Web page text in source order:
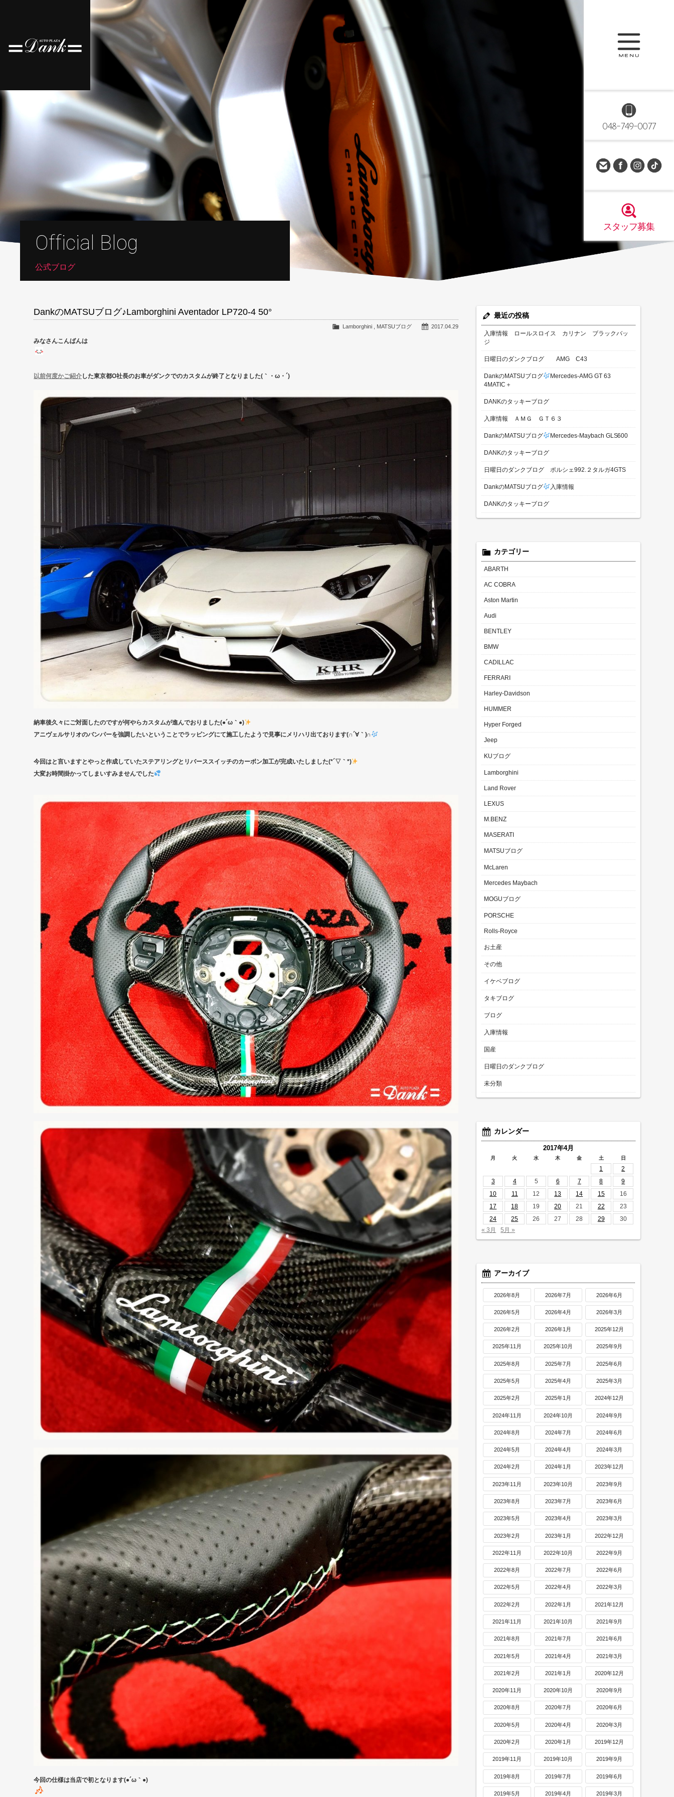
048-749-0077
スタッフ募集
Official Blog
公式ブログ
DankのMATSUブログ♪Lamborghini Aventador LP720-4 50°
2017.04.29
Lamborghini MATSUブログ
みなさんこんばんは
以前何度かご紹介した東京都O社長のお車がダンクでのカスタムが終了となりました(｀・ω・´)ゞ
納車後久々にご対面したのですが何やらカスタムが進んでおりました(●´ω｀●)
アニヴェルサリオのバンパーを強調したいということでラッピングにて施工したようで見事にメリハリ出ております(∩´∀｀)∩
今回はと言いますとやっと作成していたステアリングとリバーススイッチのカーボン加工が完成いたしました(*´▽｀*)
大変お時間掛かってしまいすみませんでした
今回の仕様は当店で初となります(●´ω｀●)
最近の投稿
入庫情報 ロールスロイス カリナン ブラックバッ
ジ
日曜日のダンクブログ AMG C43
DankのMATSUブログ
Mercedes-AMG GT 63
4MATIC＋
DANKのタッキーブログ
入庫情報 ＡＭＧ ＧＴ６３
DankのMATSUブログ Mercedes-Maybach GLS600
DANKのタッキーブログ
日曜日のダンクブログ ポルシェ992.２タルガ4GTS
DankのMATSUブログ 入庫情報
DANKのタッキーブログ
カテゴリー
ABARTH
AC COBRA
Aston Martin
Audi
BENTLEY
BMW
CADILLAC
FERRARI
Harley-Davidson
HUMMER
Hyper Forged
Jeep
KUブログ
Lamborghini
Land Rover
LEXUS
M.BENZ
MASERATI
MATSUブログ
McLaren
Mercedes Maybach
MOGUブログ
PORSCHE
Rolls-Royce
お土産
その他
イケベブログ
タキブログ
ブログ
入庫情報
国産
日曜日のダンクブログ
未分類
カレンダー
2017年4月
月 火 水 木 金 土 日
1
2
3
4 5 6 7 8
9
10
11 12 13 14 15
16
17
18 19 20 21 22
23
24
25 26 27 28 29
30
« 3月
5月 »
アーカイブ
2026年8月 2026年7月 2026年6月
2026年5月 2026年4月 2026年3月
2026年2月 2026年1月 2025年12月
2025年11月 2025年10月 2025年9月
2025年8月 2025年7月 2025年6月
2025年5月 2025年4月 2025年3月
2025年2月 2025年1月 2024年12月
2024年11月 2024年10月 2024年9月
2024年8月 2024年7月 2024年6月
2024年5月 2024年4月 2024年3月
2024年2月 2024年1月 2023年12月
2023年11月 2023年10月 2023年9月
2023年8月 2023年7月 2023年6月
2023年5月 2023年4月 2023年3月
2023年2月 2023年1月 2022年12月
2022年11月 2022年10月 2022年9月
2022年8月 2022年7月 2022年6月
2022年5月 2022年4月 2022年3月
2022年2月 2022年1月 2021年12月
2021年11月 2021年10月 2021年9月
2021年8月 2021年7月 2021年6月
2021年5月 2021年4月 2021年3月
2021年2月 2021年1月 2020年12月
2020年11月 2020年10月 2020年9月
2020年8月 2020年7月 2020年6月
2020年5月 2020年4月 2020年3月
2020年2月 2020年1月 2019年12月
2019年11月 2019年10月 2019年9月
2019年8月 2019年7月 2019年6月
2019年5月 2019年4月 2019年3月